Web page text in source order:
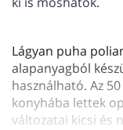
Lágyan puha
alapanyagból
használható. Az
konyhába lettek
változatai kicsi és